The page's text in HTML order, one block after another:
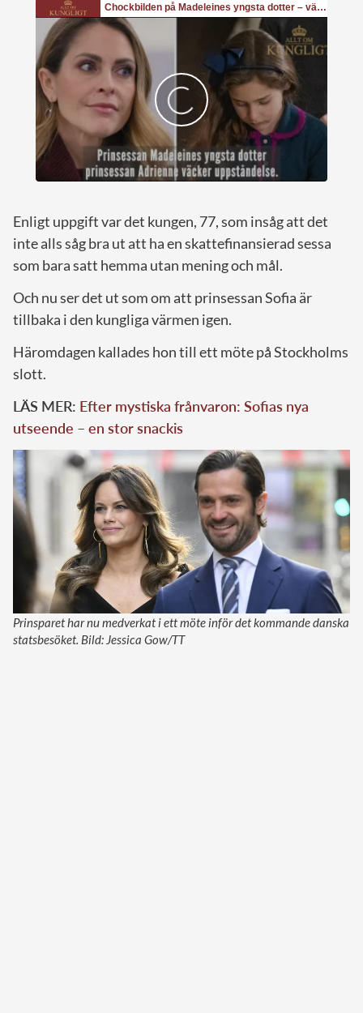
Enligt uppgift var det kungen, 77, som insåg att det
inte alls såg bra ut att ha en skattefinansierad sessa
som bara satt hemma utan mening och mål.
Och nu ser det ut som om att prinsessan Sofia är
tillbaka i den kungliga värmen igen.
Häromdagen kallades hon till ett möte på Stockholms
slott.
LÄS MER: Efter mystiska frånvaron: Sofias nya
utseende – en stor snackis
Prinsparet har nu medverkat i ett möte inför det kommande danska
statsbesöket. Bild: Jessica Gow/TT